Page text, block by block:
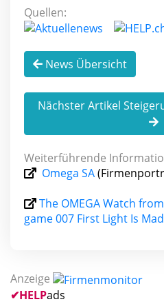
Quellen:
News Übersicht
Nächster Artikel
Weiterführende
Omega SA
The OMEGA Watch
game 007 First Light Is
Anzeige
✔HELPads